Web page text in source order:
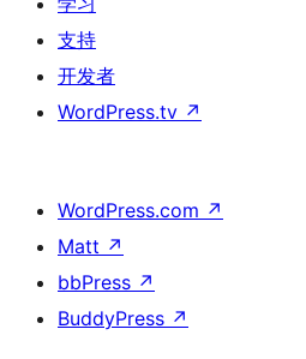
支持
开发者
WordPress.tv ↗
WordPress.com ↗
Matt ↗
bbPress ↗
BuddyPress ↗